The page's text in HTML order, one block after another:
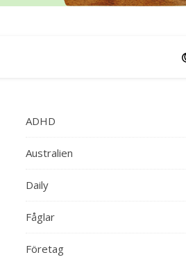
ADHD
Australien
Daily
Fåglar
Företag